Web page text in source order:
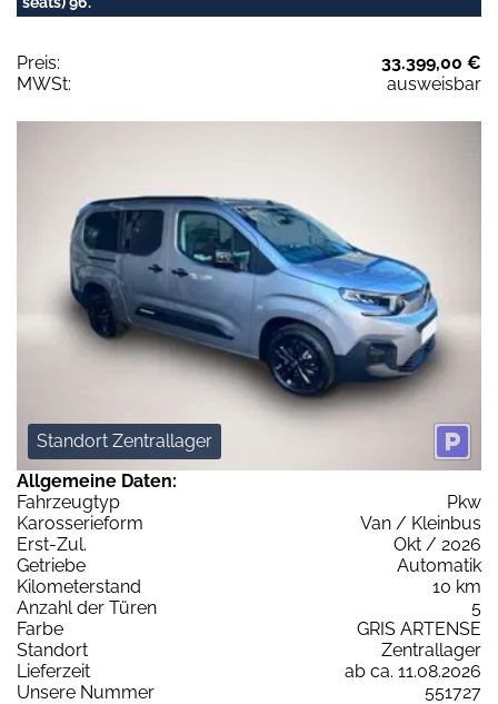
Preis:
33.399,00 €
MWSt:
ausweisbar
Standort Zentrallager
Allgemeine Daten:
Fahrzeugtyp
Pkw
Karosserieform
Van / Kleinbus
Erst-Zul.
Okt / 2026
Getriebe
Automatik
Kilometerstand
10 km
Anzahl der Türen
5
Farbe
GRIS ARTENSE
Standort
Zentrallager
Lieferzeit
ab ca. 11.08.2026
Unsere Nummer
551727